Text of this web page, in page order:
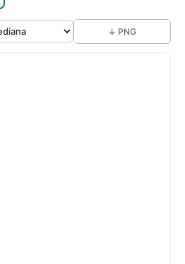
↓ PNG